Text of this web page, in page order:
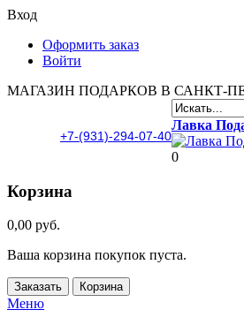
Вход
Оформить заказ
Войти
МАГАЗИН ПОДАРКОВ В САНКТ-
+7-(931)-294-07-40
Лавка
0
Корзина
0,00 руб.
Ваша корзина покупок пуста.
Заказать Корзина
Меню